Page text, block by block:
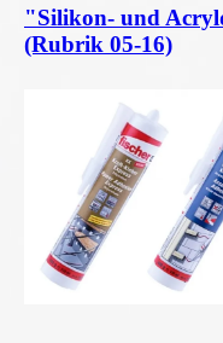
"Silikon- und
(Rubrik 05-16)